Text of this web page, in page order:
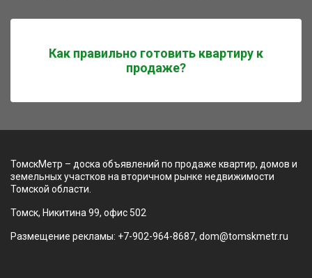
Как правильно готовить квартиру к
продаже?
ТомскМетр – доска объявлений по продаже квартир, домов и
земельных участков на вторичном рынке недвижимости
Томской области.
Томск, Никитина 99, офис 502
Размещение рекламы: +7-902-964-8687, dom@tomskmetr.ru